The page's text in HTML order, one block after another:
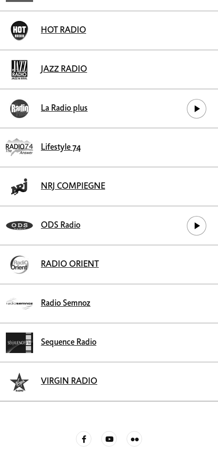
HOT RADIO
JAZZ RADIO
La Radio plus
Lifestyle 74
NRJ COMPIEGNE
ODS Radio
RADIO ORIENT
Radio Semnoz
Sequence Radio
VIRGIN RADIO